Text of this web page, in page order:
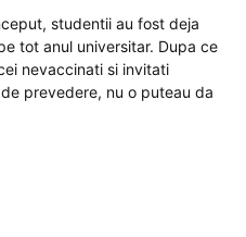
studentii au fost deja
tot anul universitar. Dupa ce
nevaccinati si invitati
prevedere, nu o puteau da